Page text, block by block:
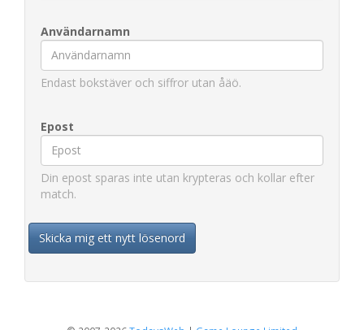
Användarnamn
Endast bokstäver och siffror utan åäö.
Epost
Din epost sparas inte utan krypteras och kollar efter
match.
Skicka mig ett nytt lösenord